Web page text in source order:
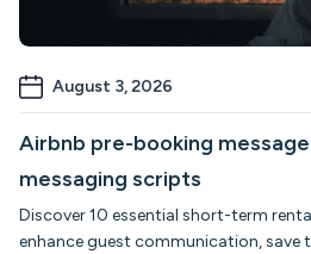
August 3, 2026
Airbnb pre-booking
messaging scripts
Discover 10 essential short-term
enhance guest communication, save